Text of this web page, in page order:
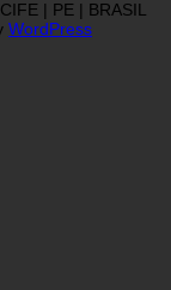
| PE | BRASIL
WordPress